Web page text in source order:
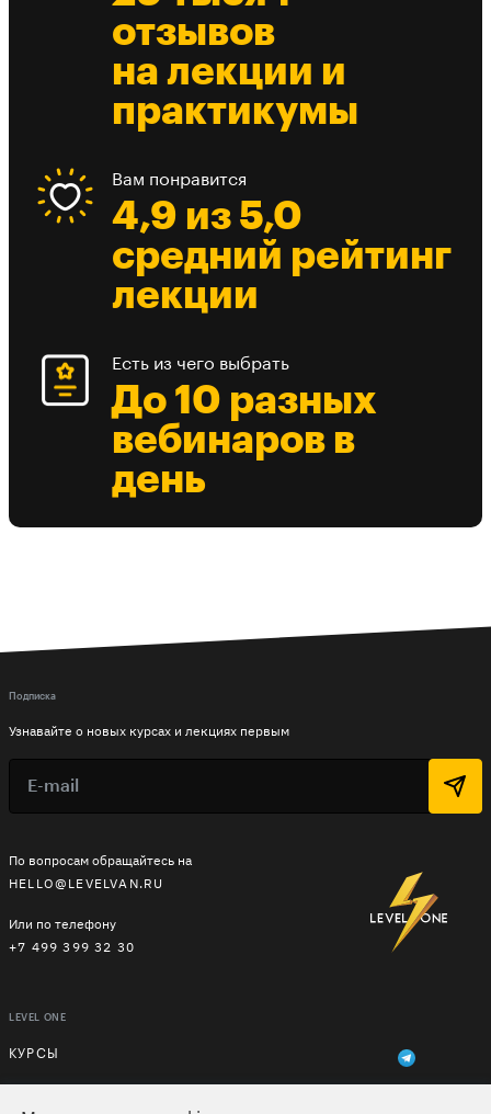
отзывов
на лекции и
практикумы
Вам понравится
4,9 из 5,0
средний рейтинг
лекции
Есть из чего выбрать
До 10 разных
вебинаров в
день
По вопросам обращайтесь на
HELLO@LEVELVAN.RU
Или по телефону
+7 499 399 32 30
LEVEL ONE
КУРСЫ
Подписка
Узнавайте о новых курсах и лекциях первым